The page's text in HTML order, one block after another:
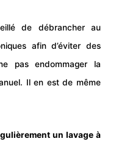
de débrancher au
afin d’éviter des
pas endommager la
Il en est de même
un lavage à